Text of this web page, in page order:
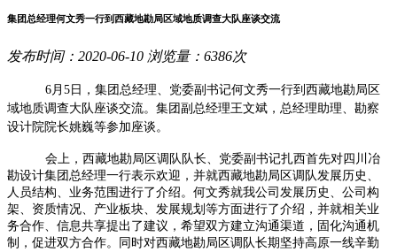
集团总经理何文秀一行到西藏地勘局区域地质调查大队座谈交流
发布时间：2020-06-10 浏览量：6386次
6月5日，集团总经理、党委副书记何文秀一行到西藏地勘局区
域地质调查大队座谈交流。集团副总经理王文斌，总经理助理、勘察
设计院院长姚巍等参加座谈。
会上，西藏地勘局区调队队长、党委副书记扎西首先对四川冶
勘设计集团总经理一行表示欢迎，并就西藏地勘局区调队发展历史、
人员结构、业务范围进行了介绍。何文秀就我公司发展历史、公司构
架、资质情况、产业板块、发展规划等方面进行了介绍，并就相关业
务合作、信息共享提出了建议，希望双方建立沟通渠道，固化沟通机
制，促进双方合作。同时对西藏地勘局区调队长期坚持高原一线辛勤